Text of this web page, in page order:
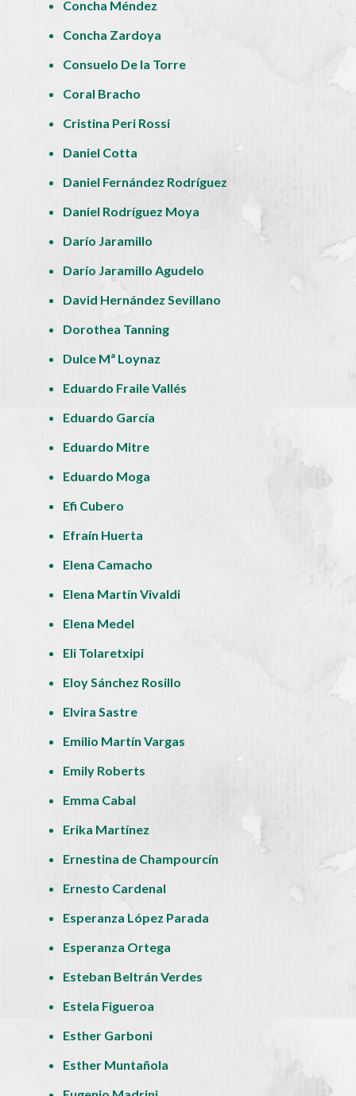
Concha Méndez
Concha Zardoya
Consuelo De la Torre
Coral Bracho
Cristina Peri Rossi
Daniel Cotta
Daniel Fernández Rodríguez
Daniel Rodríguez Moya
Darío Jaramillo
Darío Jaramillo Agudelo
David Hernández Sevillano
Dorothea Tanning
Dulce Mª Loynaz
Eduardo Fraile Vallés
Eduardo García
Eduardo Mitre
Eduardo Moga
Efi Cubero
Efraín Huerta
Elena Camacho
Elena Martín Vivaldi
Elena Medel
Eli Tolaretxipi
Eloy Sánchez Rosillo
Elvira Sastre
Emilio Martín Vargas
Emily Roberts
Emma Cabal
Erika Martínez
Ernestina de Champourcín
Ernesto Cardenal
Esperanza López Parada
Esperanza Ortega
Esteban Beltrán Verdes
Estela Figueroa
Esther Garboni
Esther Muntañola